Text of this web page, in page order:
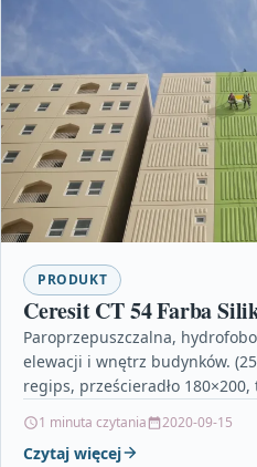
PRODUKT
Ceresit CT 54 Farba
Paroprzepuszczalna,
elewacji i wnętrz budynków.
regips, prześcieradło
1 minuta czytania 2020-09-15
Czytaj więcej